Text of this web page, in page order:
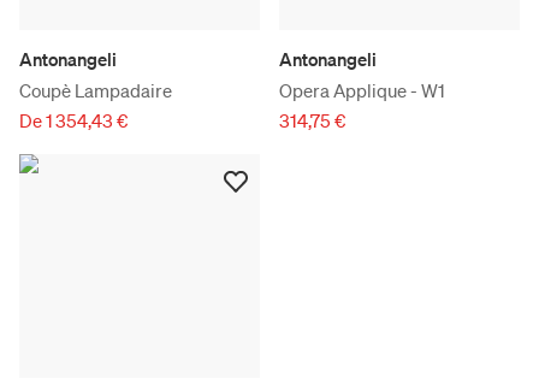
Antonangeli
Coupè Lampadaire
De 1 354,43 €
Antonangeli
Opera Applique - W1
314,75 €